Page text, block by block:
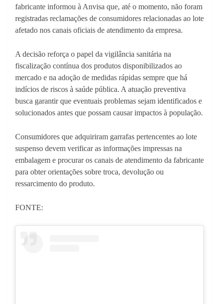
fabricante informou à Anvisa que, até o momento, não foram
registradas reclamações de consumidores relacionadas ao lote
afetado nos canais oficiais de atendimento da empresa.
A decisão reforça o papel da vigilância sanitária na
fiscalização contínua dos produtos disponibilizados ao
mercado e na adoção de medidas rápidas sempre que há
indícios de riscos à saúde pública. A atuação preventiva
busca garantir que eventuais problemas sejam identificados e
solucionados antes que possam causar impactos à população.
Consumidores que adquiriram garrafas pertencentes ao lote
suspenso devem verificar as informações impressas na
embalagem e procurar os canais de atendimento da fabricante
para obter orientações sobre troca, devolução ou
ressarcimento do produto.
FONTE: